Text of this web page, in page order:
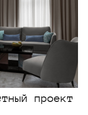
проект